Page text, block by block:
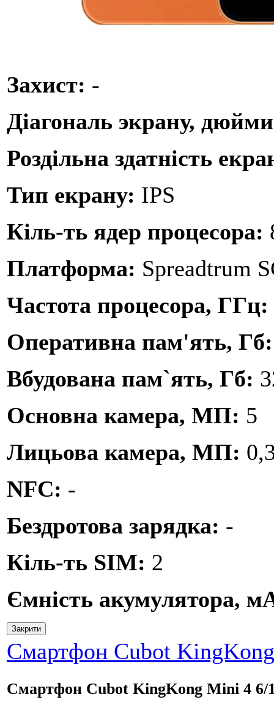
Захист: -
Діагональ экрану,
Роздільна здатність
Тип екрану: IPS
Кіль-ть ядер процесора:
Платформа: Spreadtrum
Частота процесора, ГГц:
Оперативна пам'ять,
Вбудована пам`ять, Гб:
Основна камера, МП: 5
Лицьова камера, МП:
NFC: -
Бездротова зарядка: -
Кіль-ть SIM: 2
Ємність акумулятора,
Закрити
Смартфон Cubot
Смартфон Cubot KingKong Mini 4 6/